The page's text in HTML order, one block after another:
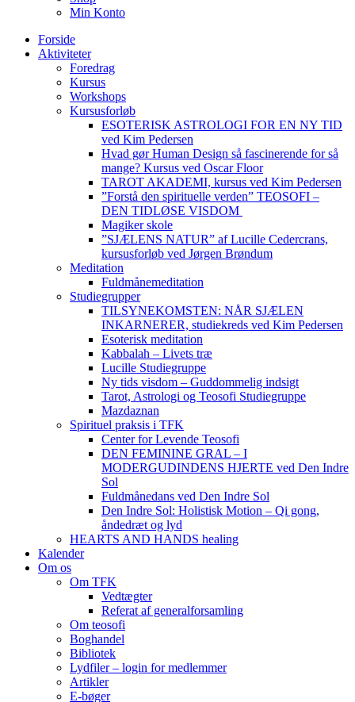
Min Konto
Forside
Aktiviteter
Foredrag
Kursus
Workshops
Kursusforløb
ESOTERISK ASTROLOGI FOR EN NY TID
ved Kim Pedersen
Hvad gør Human Design så fascinerende for så
mange? Kursus ved Oscar Floor
TAROT AKADEMI, kursus ved Kim Pedersen
”Forstå den spirituelle verden” TEOSOFI –
DEN TIDLØSE VISDOM
Magiker skole
”SJÆLENS NATUR” af Lucille Cedercrans,
kursusforløb ved Jørgen Brøndum
Meditation
Fuldmånemeditation
Studiegrupper
TILSYNEKOMSTEN: NÅR SJÆLEN
INKARNERER, studiekreds ved Kim Pedersen
Esoterisk meditation
Kabbalah – Livets træ
Lucille Studiegruppe
Ny tids visdom – Guddommelig indsigt
Tarot, Astrologi og Teosofi Studiegruppe
Mazdaznan
Spirituel praksis i TFK
Center for Levende Teosofi
DEN FEMININE GRAL – I
MODERGUDINDENS HJERTE ved Den Indre
Sol
Fuldmånedans ved Den Indre Sol
Den Indre Sol: Holistisk Motion – Qi gong,
åndedræt og lyd
HEARTS AND HANDS healing
Kalender
Om os
Om TFK
Vedtægter
Referat af generalforsamling
Om teosofi
Boghandel
Bibliotek
Lydfiler – login for medlemmer
Artikler
E-bøger